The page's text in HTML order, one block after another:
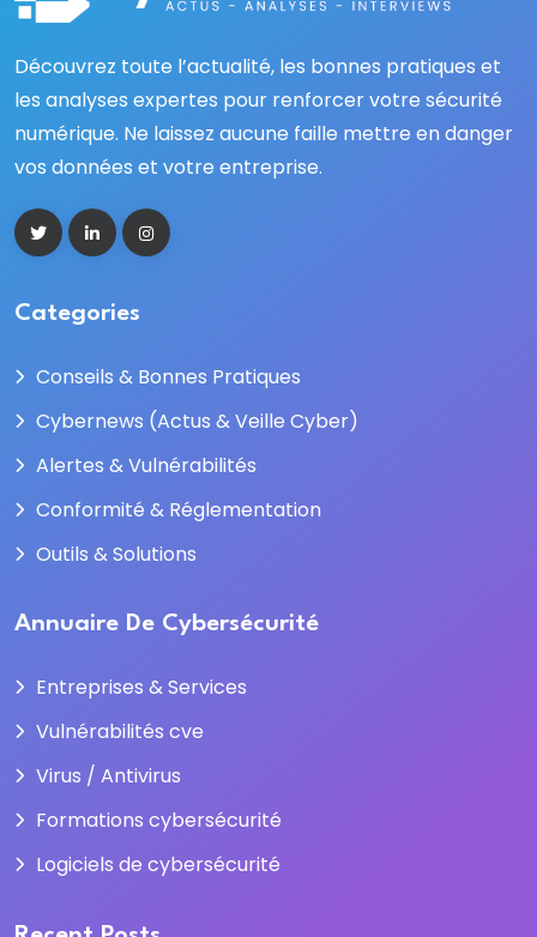
Découvrez toute l’actualité, les bonnes pratiques et
les analyses expertes pour renforcer votre sécurité
numérique. Ne laissez aucune faille mettre en danger
vos données et votre entreprise.
Categories
Conseils & Bonnes Pratiques
Cybernews (Actus & Veille Cyber)
Alertes & Vulnérabilités
Conformité & Réglementation
Outils & Solutions
Annuaire De Cybersécurité
Entreprises & Services
Vulnérabilités cve
Virus / Antivirus
Formations cybersécurité
Logiciels de cybersécurité